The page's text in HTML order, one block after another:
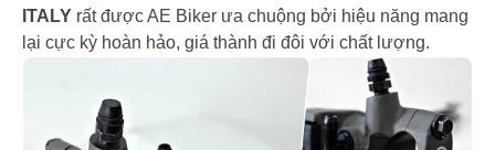
ITALY rất được AE Biker ưa chuộng bởi hiệu năng mang
lại cực kỳ hoàn hảo, giá thành đi đôi với chất lượng.